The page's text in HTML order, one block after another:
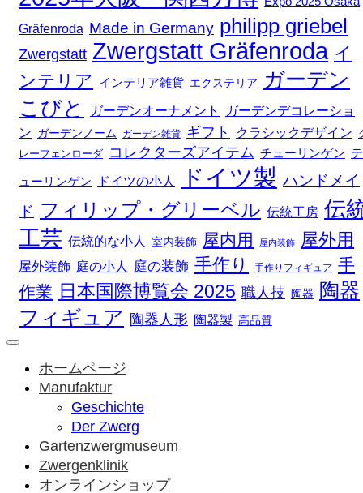
Gräfenroda Made in Germany philipp griebel
Zwergstatt Zwergstatt Gräfenroda イ
ンテリア インテリア雑貨 エクステリア
ガーデン
こびと
ガーデンオーナメント
ガーデンデコレーショ
ン ガーデンノーム ガーデン雑貨 ギフト クラシックデザイン
レーフェンローダ コレクターズアイテム チューリンゲン テ
ューリンゲン ドイツの小人 ドイツ製 ハンドメイ
ド フィリップ・グリーベル 伝統工房 伝
工芸 伝統的な小人 室内装飾 屋内用 屋内装飾 屋外用
屋外装飾 庭の小人 庭の装飾 手作り 手作りフィギュア
手
作業 日本国際博覧会 2025 職人技 陶器
陶器
フィギュア 陶器人形 陶器製 高品質
ホームページ
Manufaktur
Geschichte
Der Zwerg
Gartenzwergmuseum
Zwergenklinik
オンラインショップ